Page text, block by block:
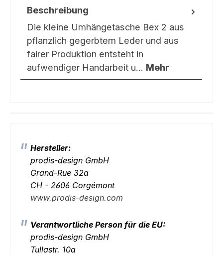
Beschreibung
Die kleine Umhängetasche Bex 2 aus
pflanzlich gegerbtem Leder und aus
fairer Produktion entsteht in
aufwendiger Handarbeit u… Mehr
Hersteller:
prodis-design GmbH
Grand-Rue 32a
CH - 2606 Corgémont
www.prodis-design.com
Verantwortliche Person für die EU:
prodis-design GmbH
Tullastr. 10a